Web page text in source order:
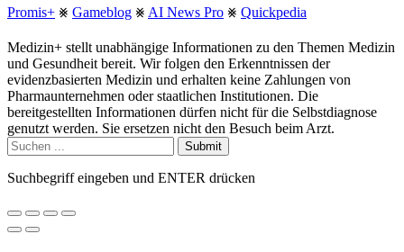
Promis+ ⨳ Gameblog ⨳ AI News Pro ⨳ Quickpedia
Medizin+ stellt unabhängige Informationen zu den Themen Medizin
und Gesundheit bereit. Wir folgen den Erkenntnissen der
evidenzbasierten Medizin und erhalten keine Zahlungen von
Pharmaunternehmen oder staatlichen Institutionen. Die
bereitgestellten Informationen dürfen nicht für die Selbstdiagnose
genutzt werden. Sie ersetzen nicht den Besuch beim Arzt.
Submit
Suchbegriff eingeben und ENTER drücken